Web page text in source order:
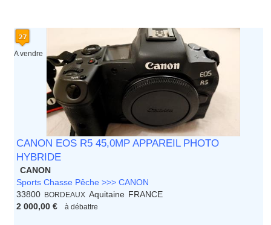
A vendre
CANON EOS R5 45,0MP APPAREIL PHOTO
HYBRIDE
CANON
Sports Chasse Pêche >>> CANON
33800
BORDEAUX Aquitaine FRANCE
2 000,00 €
à débattre